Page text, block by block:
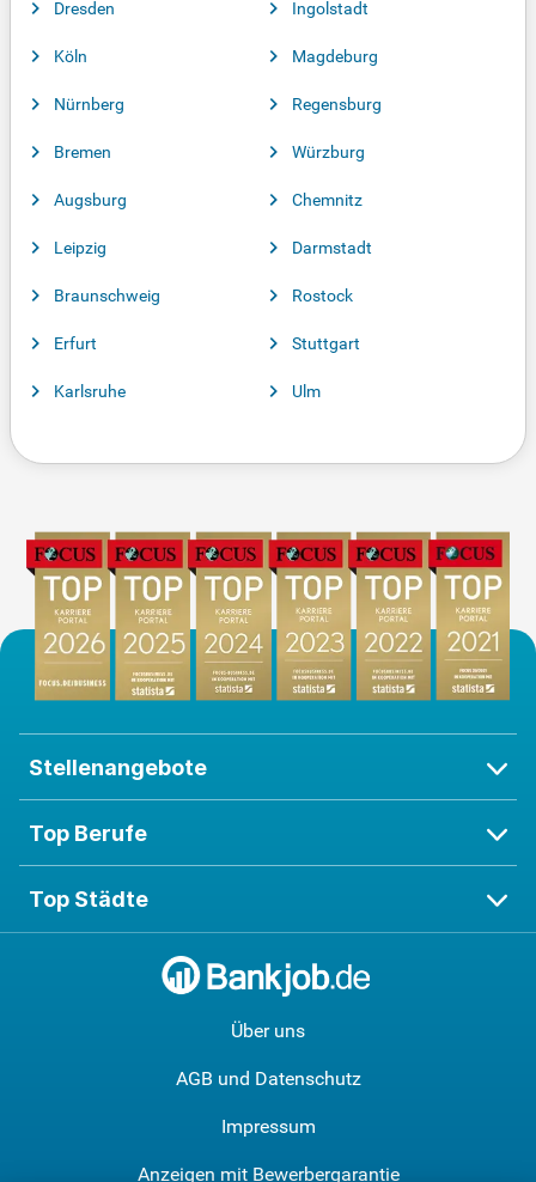
Dresden
Köln
Nürnberg
Bremen
Augsburg
Leipzig
Braunschweig
Erfurt
Karlsruhe
Ingolstadt
Magdeburg
Regensburg
Würzburg
Chemnitz
Darmstadt
Rostock
Stuttgart
Ulm
Stellenangebote
Top Berufe
Top Städte
Über uns
AGB und Datenschutz
Impressum
Anzeigen mit Bewerbergarantie